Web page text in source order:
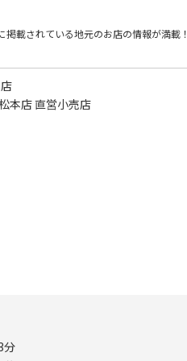
掲載されている地元のお店の情報が満載！
本店 直営小売店
分